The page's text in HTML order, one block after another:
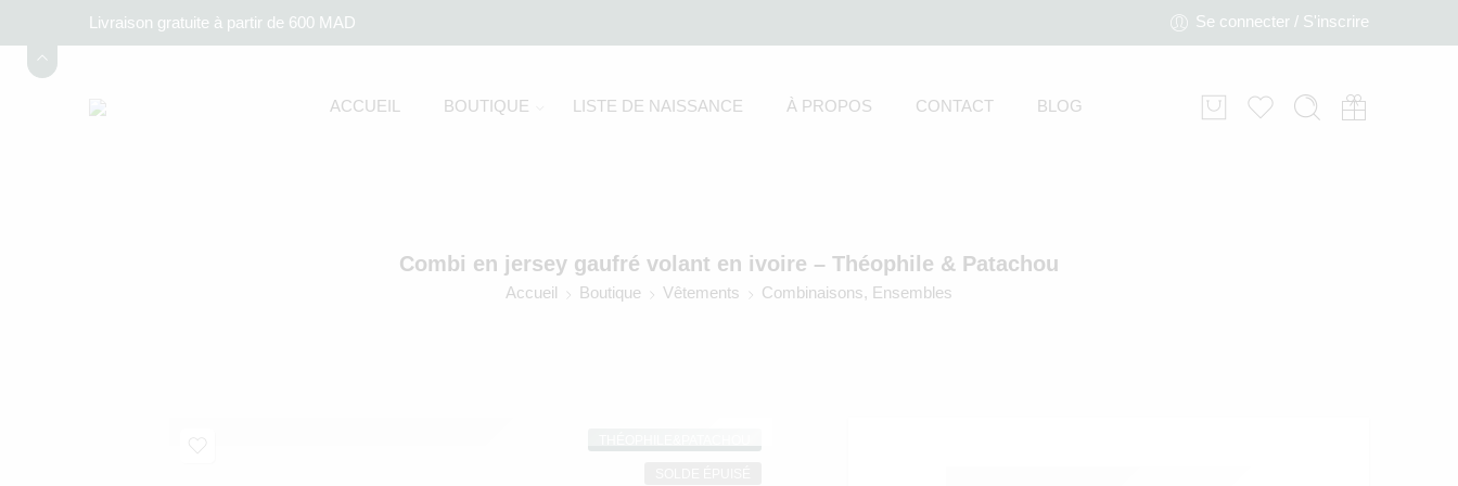
Livraison gratuite à partir de 600 MAD Se connecter / S'inscrire
ACCUEIL BOUTIQUE LISTE DE NAISSANCE À PROPOS CONTACT BLOG
Combi en jersey gaufré volant en ivoire – Théophile & Patachou
Accueil Boutique Vêtements Combinaisons, Ensembles